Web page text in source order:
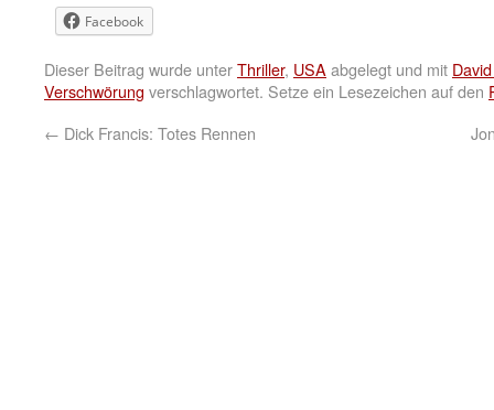
Facebook
Dieser Beitrag wurde unterThriller, USA abgelegt und mit
Verschwörung verschlagwortet. Setze ein Lesezeichen auf den
← Dick Francis: Totes Rennen